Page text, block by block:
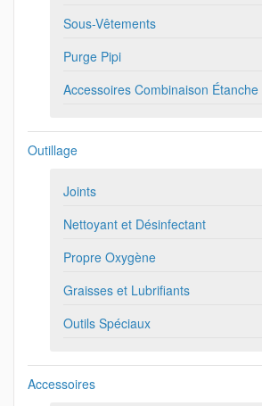
Sous-Vêtements
Purge Pipi
Accessoires Combinaison Étanche
Outillage
Joints
Nettoyant et Désinfectant
Propre Oxygène
Graisses et Lubrifiants
Outils Spéciaux
Accessoires